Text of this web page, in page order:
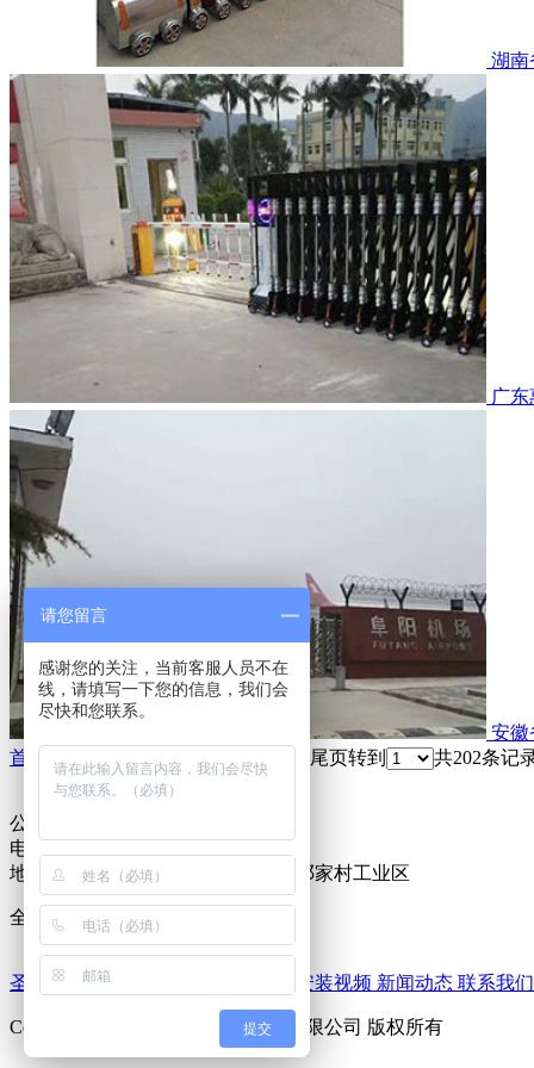
湖南
广
安徽
首页
上一页 ... 11 12 13 15 16 17 下一页 尾页转到 共202条记
公司电话：0757-87572578
电子邮箱：2483999500@qq.com
地址：佛山市三水区西南街道南岸邓家村工业区
全国服务热线 18029207774
圣盾 关于我们 安装视频 新闻动态 联系我们
Copyright © 2019 佛山市圣盾门业有限公司 版权所有
请您留言
感谢您的关注，当前客服人员不在
线，请填写一下您的信息，我们会
尽快和您联系。
提交